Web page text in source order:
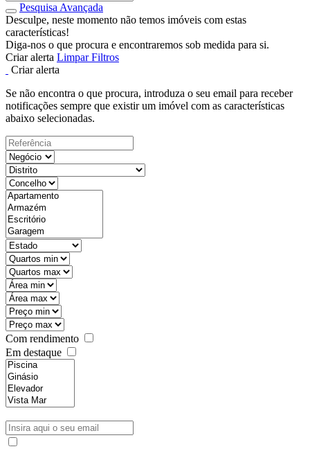
Pesquisa Avançada
Desculpe, neste momento não temos imóveis com estas
características!
Diga-nos o que procura e encontraremos sob medida para si.
Criar alerta Limpar Filtros
Criar alerta
Se não encontra o que procura, introduza o seu email para receber
notificações sempre que existir um imóvel com as características
abaixo selecionadas.
Com rendimento
Em destaque